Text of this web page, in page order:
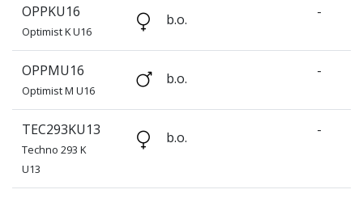
OPPKU16
Optimist K U16
b.o. -
OPPMU16
Optimist M U16
b.o. -
TEC293KU13
Techno 293 K
U13
b.o. -